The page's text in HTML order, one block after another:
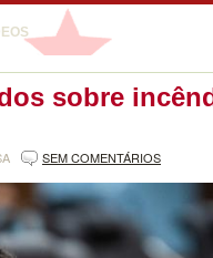
sobre
SEM COMENTÁRIOS